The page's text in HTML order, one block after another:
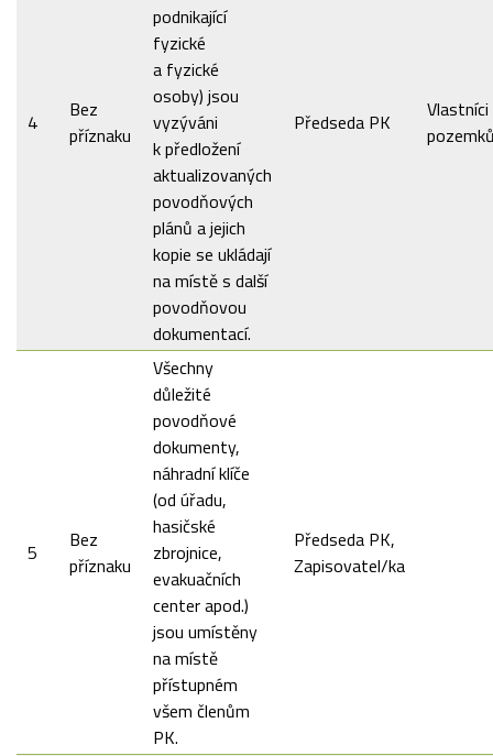
4
Bez
příznaku
podnikající
fyzické
a fyzické
osoby) jsou
vyzýváni
k předložení
aktualizovaných
povodňových
plánů a jejich
kopie se ukládají
na místě s další
povodňovou
dokumentací.
Předseda PK
Vlastníci
5
Bez
příznaku
Všechny
důležité
povodňové
dokumenty,
náhradní klíče
(od úřadu,
hasičské
zbrojnice,
evakuačních
center apod.)
jsou umístěny
na místě
přístupném
všem členům
PK.
Předseda PK,
Zapisovatel/ka